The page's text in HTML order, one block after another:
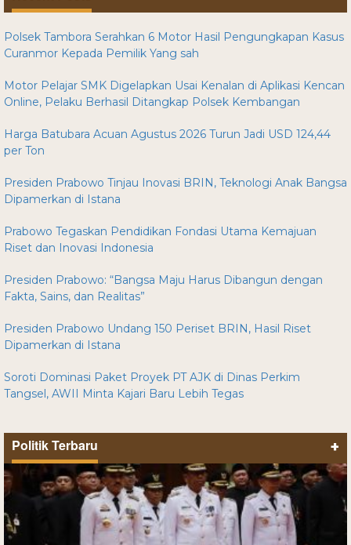
Polsek Tambora Serahkan 6 Motor Hasil Pengungkapan Kasus
Curanmor Kepada Pemilik Yang sah
Motor Pelajar SMK Digelapkan Usai Kenalan di Aplikasi Kencan
Online, Pelaku Berhasil Ditangkap Polsek Kembangan
Harga Batubara Acuan Agustus 2026 Turun Jadi USD 124,44
per Ton
Presiden Prabowo Tinjau Inovasi BRIN, Teknologi Anak Bangsa
Dipamerkan di Istana
Prabowo Tegaskan Pendidikan Fondasi Utama Kemajuan
Riset dan Inovasi Indonesia
Presiden Prabowo: “Bangsa Maju Harus Dibangun dengan
Fakta, Sains, dan Realitas”
Presiden Prabowo Undang 150 Periset BRIN, Hasil Riset
Dipamerkan di Istana
Soroti Dominasi Paket Proyek PT AJK di Dinas Perkim
Tangsel, AWII Minta Kajari Baru Lebih Tegas
Politik Terbaru +